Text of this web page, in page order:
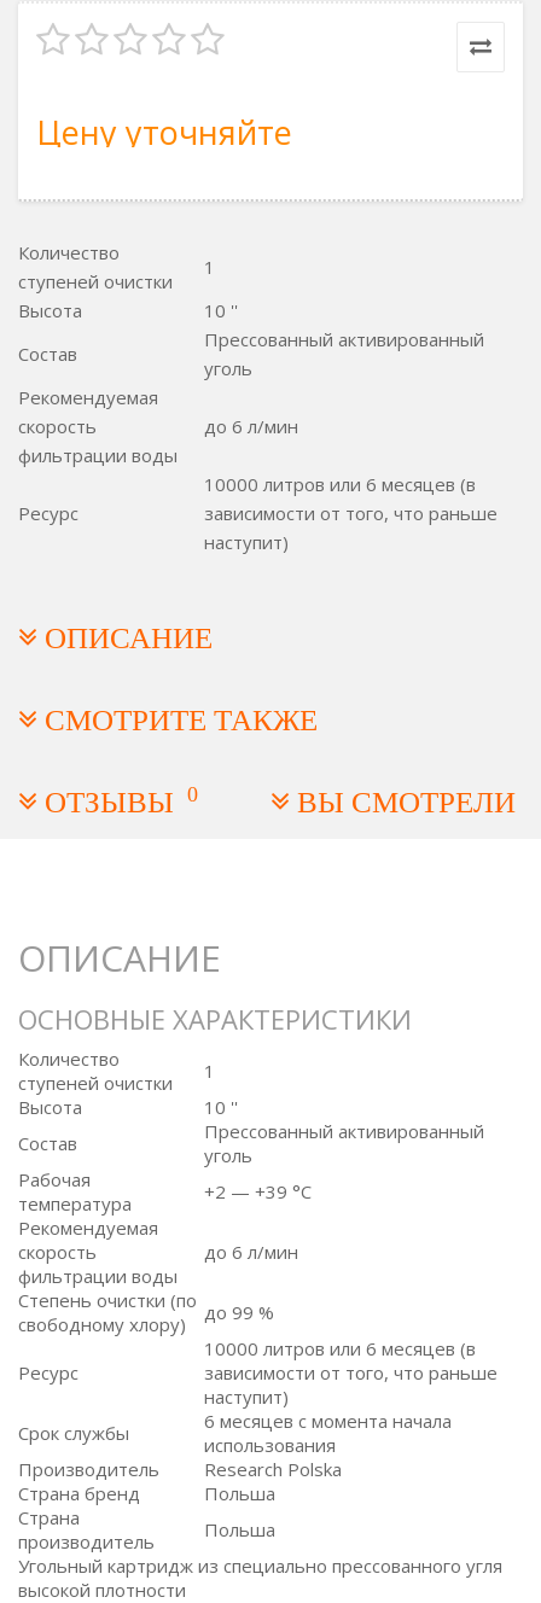
Цену уточняйте
Количество
ступеней очистки
1
Высота
10 ''
Состав
Прессованный активированный
уголь
Рекомендуемая
скорость
фильтрации воды
до 6 л/мин
Ресурс
10000 литров или 6 месяцев (в
зависимости от того, что раньше
наступит)
ОПИСАНИЕ
СМОТРИТЕ ТАКЖЕ
ОТЗЫВЫ 0 ВЫ СМОТРЕЛИ
ОПИСАНИЕ
ОСНОВНЫЕ ХАРАКТЕРИСТИКИ
Количество
ступеней очистки
1
Высота
10 ''
Состав
Прессованный активированный
уголь
Рабочая
температура
+2 — +39 °C
Рекомендуемая
скорость
фильтрации воды
до 6 л/мин
Степень очистки (по
свободному хлору)
до 99 %
Ресурс
10000 литров или 6 месяцев (в
зависимости от того, что раньше
наступит)
Срок службы
6 месяцев с момента начала
использования
Производитель
Research Polska
Страна бренд
Польша
Страна
производитель
Польша
Угольный картридж из специально прессованного угля
высокой плотности